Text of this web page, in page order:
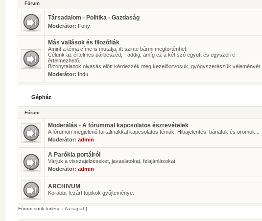
Fórum
Társadalom - Politika - Gazdaság
Moderátor: Fony
Más vallások és filozófiák
Amint a téma címe is mutatja, itt szinte bármi megtörténhet.
Célunk az értelmes párbeszéd, - addig, amíg ez a két szó együtt és egyszerre
értelmezhető.
Bizonytalanok olvasás előtt kérdezzék meg kezelőorvosuk, gyógyszerészük véleményét...
Moderátor: Indu
Gépház
Fórum
Moderálás - A fórummal kapcsolatos észrevételek
A fórumon megjelenő tartalmakkal kapcsolatos témák. Hibajelentés, bánatok és örömök...
Moderátor: admin
A Parókia portálról
Várjuk a visszajelzéseket, javaslatokat, felajánlásokat.
Moderátor: admin
ARCHIVUM
Korábbi, lezárt topikok gyűjteménye.
Fórum sütik törlése | A csapat |